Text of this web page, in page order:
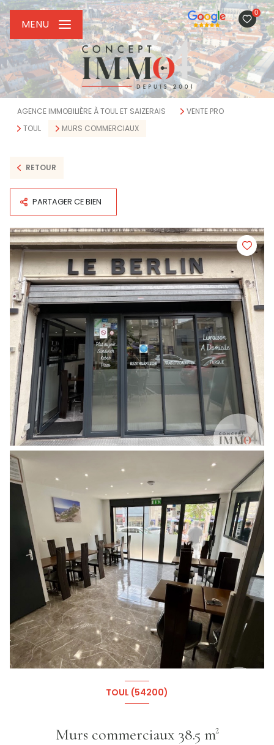
0
MENU
AGENCE IMMOBILIÈRE À TOUL ET SAIZERAIS
VENTE PRO
TOUL
MURS COMMERCIAUX
RETOUR
PARTAGER CE BIEN
TOUL (54200)
Murs commerciaux 38.5 m²